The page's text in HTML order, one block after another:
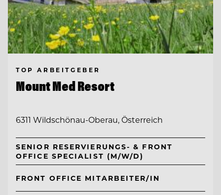
TOP ARBEITGEBER
Mount Med Resort
6311 Wildschönau-Oberau, Österreich
SENIOR RESERVIERUNGS- & FRONT
OFFICE SPECIALIST (M/W/D)
FRONT OFFICE MITARBEITER/IN